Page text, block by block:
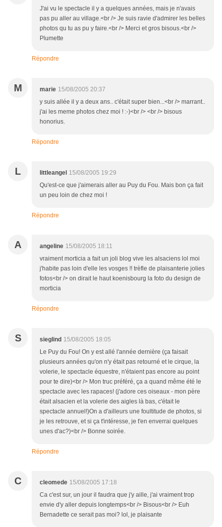
J'ai vu le spectacle il y a quelques années, mais je n'avais
pas pu aller au village.<br /> Je suis ravie d'admirer les belles
photos qu tu as pu y faire.<br /> Merci et gros bisous.<br />
Plumette
Répondre
M marie 15/08/2005 20:37
y suis allée il y a deux ans.. c'était super bien...<br /> marrant..
j'ai les meme photos chez moi ! :-)<br /> <br /> bisous
honorius.
Répondre
L littleangel 15/08/2005 19:29
Qu'est-ce que j'aimerais aller au Puy du Fou. Mais bon ça fait
un peu loin de chez moi !
Répondre
A angeline 15/08/2005 18:11
vraiment morticia a fait un joli blog vive les alsaciens lol moi
j'habite pas loin d'elle les vosges !! trèfle de plaisanterie jolies
fotos<br /> on dirait le haut koenisbourg la foto du design de
morticia
Répondre
S sieglind 15/08/2005 18:05
Le Puy du Fou! On y est allé l'année dernière (ça faisait
plusieurs années qu'on n'y était pas retourné et le cirque, la
volerie, le spectacle équestre, n'étaient pas encore au point
pour te dire)<br /> Mon truc préféré, ça a quand même été le
spectacle avec les rapaces! (j'adore ces oiseaux - mon père
était alsacien et la volerie des aigles là bas, c'était le
spectacle annuel!)On a d'ailleurs une foultitude de photos, si
je les retrouve, et si ça t'intéresse, je t'en enverrai quelques
unes d'ac?)<br /> Bonne soirée.
Répondre
C cleomede 15/08/2005 17:18
Ca c'est sur, un jour il faudra que j'y aille, j'ai vraiment trop
envie d'y aller depuis longtemps<br /> Bisous<br /> Euh
Bernadette ce serait pas moi? lol, je plaisante